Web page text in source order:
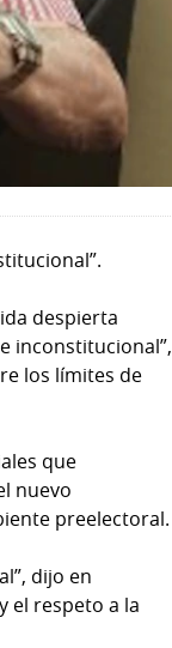
despierta
inconstitucional”,
los límites de
que
nuevo
preelectoral.
dijo en
el respeto a la